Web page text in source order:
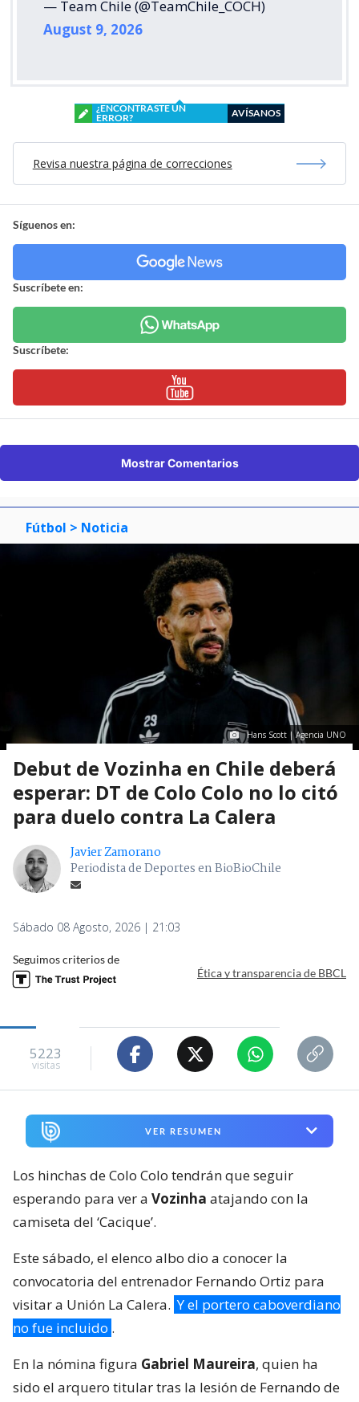
— Team Chile (@TeamChile_COCH)
August 9, 2026
¿ENCONTRASTE UN
ERROR?
AVÍSANOS
Revisa nuestra página de correcciones
Síguenos en:
Suscríbete en:
Suscríbete:
Mostrar Comentarios
Fútbol > Noticia
Hans Scott | Agencia UNO
Debut de Vozinha en Chile deberá
esperar: DT de Colo Colo no lo citó
para duelo contra La Calera
Javier Zamorano
Periodista de Deportes en BioBioChile
Sábado 08 Agosto, 2026 | 21:03
Seguimos criterios de
Ética y transparencia de BBCL
5223
visitas
VER RESUMEN
Los hinchas de Colo Colo tendrán que seguir
esperando para ver a Vozinha atajando con la
camiseta del ‘Cacique’.
Este sábado, el elenco albo dio a conocer la
convocatoria del entrenador Fernando Ortiz para
visitar a Unión La Calera. Y el portero caboverdiano
no fue incluido .
En la nómina figura Gabriel Maureira, quien ha
sido el arquero titular tras la lesión de Fernando de